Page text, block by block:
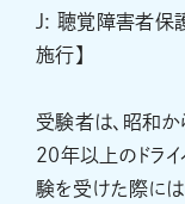
J: 聴覚障害者保
施行】
受験者は、昭和
20年以上のドラ
験を受けた際には